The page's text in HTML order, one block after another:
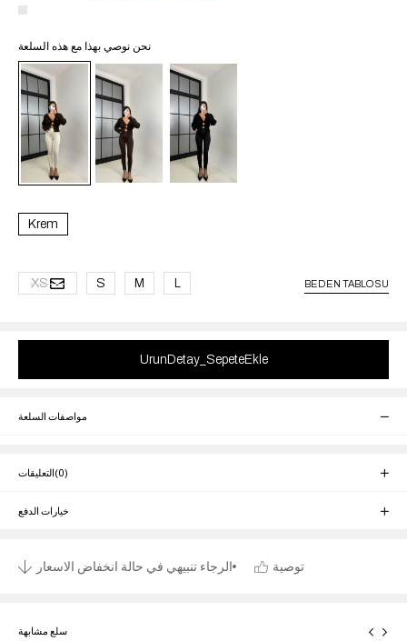
نحن نوصي بهذا مع هذه السلعة
Krem
XS S M L BEDEN TABLOSU
مواصفات السلعة
التعليقات(0)
خيارات الدفع
الرجاء تنبيهي في حالة انخفاض الاسعار توصية
سلع مشابهة